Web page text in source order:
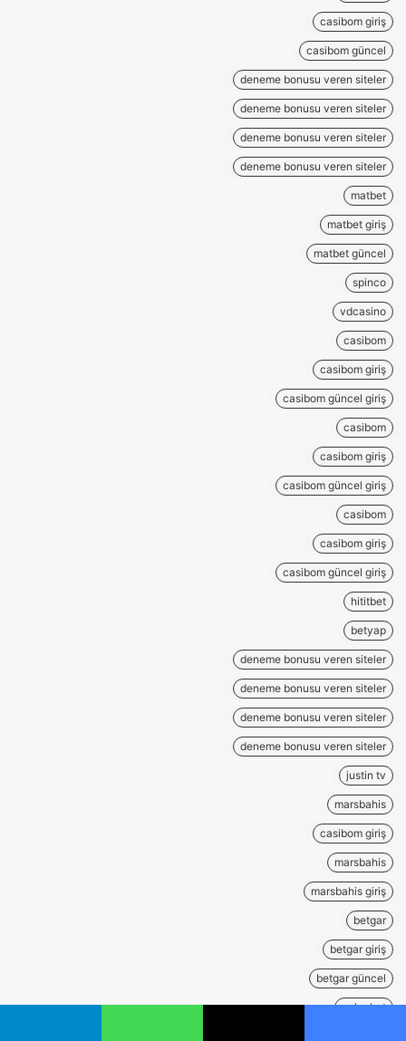
casibom giriş
casibom güncel
deneme bonusu veren siteler
deneme bonusu veren siteler
deneme bonusu veren siteler
deneme bonusu veren siteler
matbet
matbet giriş
matbet güncel
spinco
vdcasino
casibom
casibom giriş
casibom güncel giriş
casibom
casibom giriş
casibom güncel giriş
casibom
casibom giriş
casibom güncel giriş
hititbet
betyap
deneme bonusu veren siteler
deneme bonusu veren siteler
deneme bonusu veren siteler
deneme bonusu veren siteler
justin tv
marsbahis
casibom giriş
marsbahis
marsbahis giriş
betgar
betgar giriş
betgar güncel
galyabet